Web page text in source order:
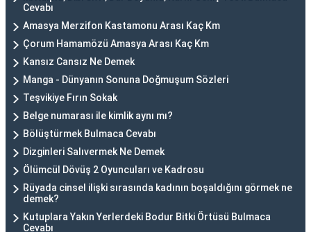
Cevabı
Amasya Merzifon Kastamonu Arası Kaç Km
Çorum Hamamözü Amasya Arası Kaç Km
Kansız Cansız Ne Demek
Manga - Dünyanın Sonuna Doğmuşum Sözleri
Teşvikiye Fırın Sokak
Belge numarası ile kimlik aynı mı?
Bölüştürmek Bulmaca Cevabı
Dizginleri Salıvermek Ne Demek
Ölümcül Dövüş 2 Oyuncuları ve Kadrosu
Rüyada cinsel ilişki sırasında kadının boşaldığını görmek ne
demek?
Kutuplara Yakın Yerlerdeki Bodur Bitki Örtüsü Bulmaca
Cevabı